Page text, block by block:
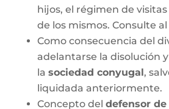
hijos, el régimen de visitas
de los mismos. Consulte
Como consecuencia del
adelantarse la disolución
la sociedad conyugal,
liquidada anteriormente.
Concepto del defensor